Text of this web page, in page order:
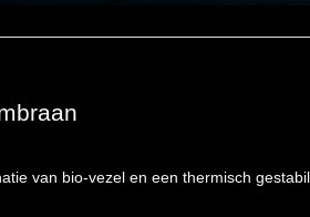
van bio-vezel en een thermisch